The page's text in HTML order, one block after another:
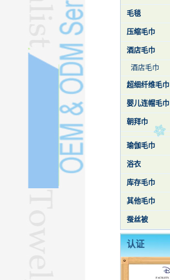
毛毯
压缩毛巾
酒店毛巾
酒店毛巾
超细纤维毛巾
婴儿连帽毛巾
朝拜巾
瑜伽毛巾
浴衣
库存毛巾
其他毛巾
蚕丝被
认证